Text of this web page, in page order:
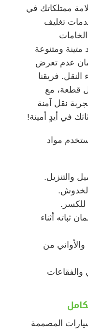
ممتلكاتك في
تغليف
ومتنوعة
عدم تعرض
فريقنا
قطعة، مع
نقل آمنة
في أيدٍ أمينة!
مواد
والتنزيل.
للكسر.
ثباته أثناء
من
والفقاعات
المصممة